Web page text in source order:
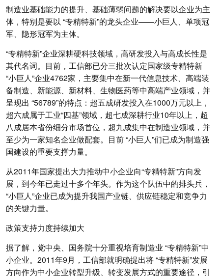
制造业基础能力的提升、基础薄弱问题的解决要以企业为主
体，特别是要以 “专精特新”的龙头企业——小巨人、单项冠
军、隐形冠军为主体。
“专精特新”企业深耕硬科技领域，高研发投入与高成长性是
其代名词。目前，工信部已分三批次认定国家级专精特新
“小巨人”企业4762家，主要集中在新一代信息技术、高端装
备制造、新能源、新材料、生物医药等中高端产业领域，并
呈现出 “56789”的特点：超五成研发投入在1000万元以上，
超六成属于工业“四基”领域，超七成深耕行业10年以上，超
八成居本省份细分市场首位，超九成集中在制造业领域，并
至少为一家知名企业做配套。目前 “小巨人”们已成为制造强
国建设的重要支撑力量。
从2011年国家提出大力推动中小企业向“专精特新”方向发
展，到今年已走过十多个年头。作为这个队伍中的排头兵，
“小巨人”企业已成为提升我国产业链、供应链稳定和竞争力
的关键力量。
政策支持力度持续加大
据了解，党中央、国务院十分重视培育制造业 “专精特新”中
小企业。2011年9月，工信部就明确提出将 “专精特新”发展
方向作为中小企业转型升级、转变发展方式的重要途径，引